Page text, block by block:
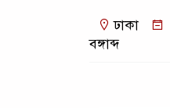
ঢাকা
বঙ্গাব্দ